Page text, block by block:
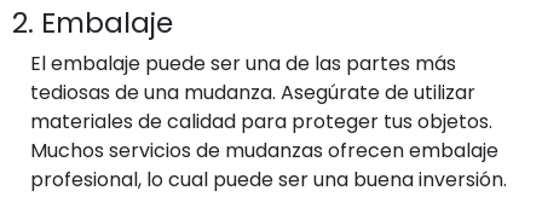
2. Embalaje
El embalaje puede ser una de las partes más
tediosas de una mudanza. Asegúrate de utilizar
materiales de calidad para proteger tus objetos.
Muchos servicios de mudanzas ofrecen embalaje
profesional, lo cual puede ser una buena inversión.